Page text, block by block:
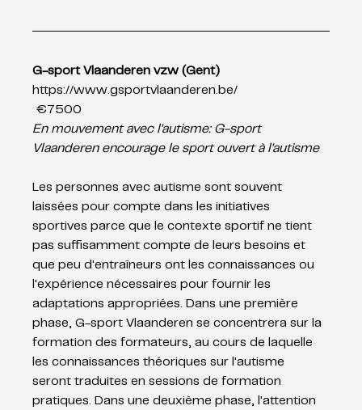
G-sport Vlaanderen vzw (Gent)
https://www.gsportvlaanderen.be/
€7500
En mouvement avec l'autisme: G-sport
Vlaanderen encourage le sport ouvert à l'autisme
Les personnes avec autisme sont souvent
laissées pour compte dans les initiatives
sportives parce que le contexte sportif ne tient
pas suffisamment compte de leurs besoins et
que peu d'entraîneurs ont les connaissances ou
l'expérience nécessaires pour fournir les
adaptations appropriées. Dans une première
phase, G-sport Vlaanderen se concentrera sur la
formation des formateurs, au cours de laquelle
les connaissances théoriques sur l'autisme
seront traduites en sessions de formation
pratiques. Dans une deuxième phase, l'attention